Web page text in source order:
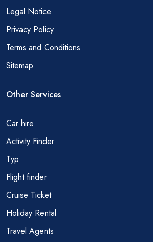
Legal Notice
Privacy Policy
Terms and Conditions
Sitemap
Other Services
Car hire
Activity Finder
Тур
Flight finder
Cruise Ticket
Holiday Rental
Travel Agents